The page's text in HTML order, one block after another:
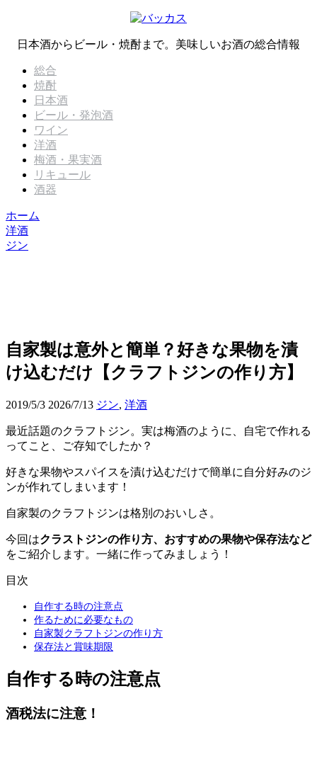
日本酒からビール・焼酎まで。美味しいお酒の総合情報
総合
焼酎
日本酒
ビール・発泡酒
ワイン
洋酒
梅酒・果実酒
リキュール
酒器
ホーム
洋酒
ジン
自家製は意外と簡単？好きな果物を漬
け込むだけ【クラフトジンの作り方】
2019/5/3 2026/7/13 ジン, 洋酒
最近話題のクラフトジン。実は梅酒のように、自宅で作れる
ってこと、ご存知でしたか？
好きな果物やスパイスを漬け込むだけで簡単に自分好みのジ
ンが作れてしまいます！
自家製のクラフトジンは格別のおいしさ。
今回はクラストジンの作り方、おすすめの果物や保存法など
をご紹介します。一緒に作ってみましょう！
目次
自作する時の注意点
作るために必要なもの
自家製クラフトジンの作り方
保存法と賞味期限
自作する時の注意点
酒税法に注意！